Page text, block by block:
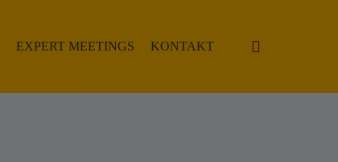
EXPERT MEETINGS KONTAKT